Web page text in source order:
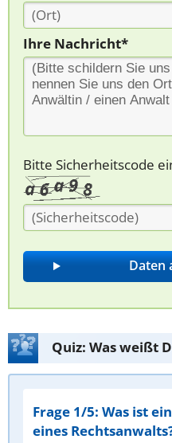
Ihre Nachricht*
Bitte Sicherheitscode
Quiz: Was weißt
Frage 1/5: Was ist
eines